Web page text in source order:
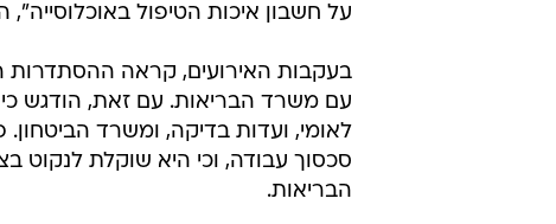
על חשבון איכות הטיפול באוכלוסייה",
בעקבות האירועים, קראה ההסתדרות
עם משרד הבריאות. עם זאת, הודגש כי
לאומי, ועדות בדיקה, ומשרד
סכסוך עבודה, וכי היא שוקלת לנקוט
הבריאות.